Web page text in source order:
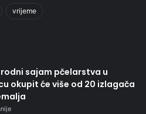
vrijeme
sajam pčelarstva u
okupit će više od 20 izlagača